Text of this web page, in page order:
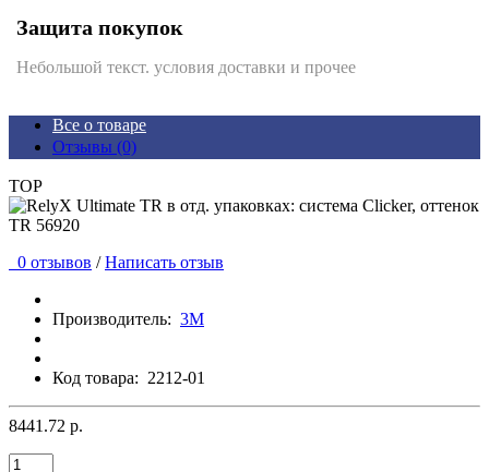
Защита покупок
Небольшой текст. условия доставки и прочее
Все о товаре
Отзывы (0)
TOP
0 отзывов / Написать отзыв
Производитель: 3М
Код товара: 2212-01
8441.72 р.